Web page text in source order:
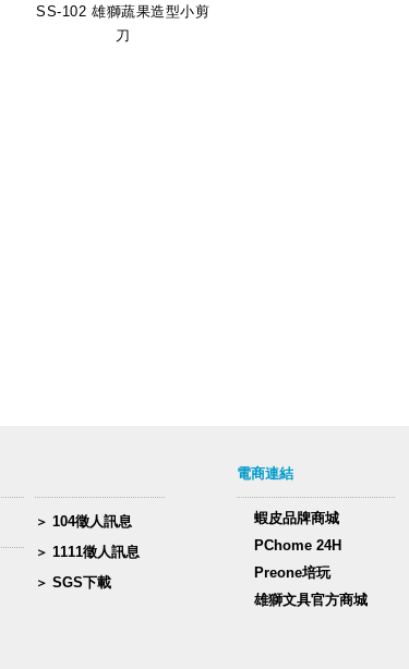
SS-102 雄獅蔬果造型小剪
刀
104徵人訊息
1111徵人訊息
SGS下載
電商連結
蝦皮品牌商城
PChome 24H
Preone培玩
雄獅文具官方商城